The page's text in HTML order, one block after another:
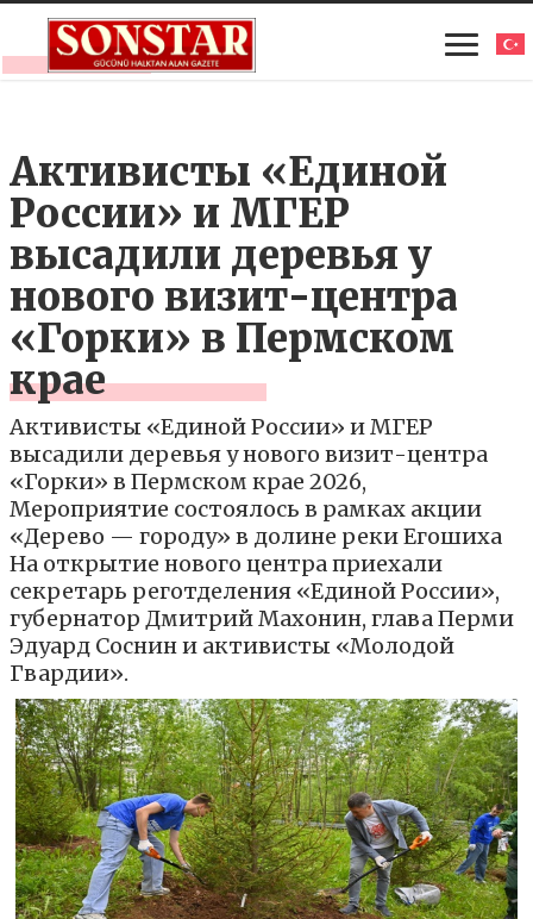
Активисты «Единой
России» и МГЕР
высадили деревья у
нового визит-центра
«Горки» в Пермском
крае
Активисты «Единой России» и МГЕР
высадили деревья у нового визит-центра
«Горки» в Пермском крае 2026,
Мероприятие состоялось в рамках акции
«Дерево — городу» в долине реки Егошиха
На открытие нового центра приехали
секретарь реготделения «Единой России»,
губернатор Дмитрий Махонин, глава Перми
Эдуард Соснин и активисты «Молодой
Гвардии».